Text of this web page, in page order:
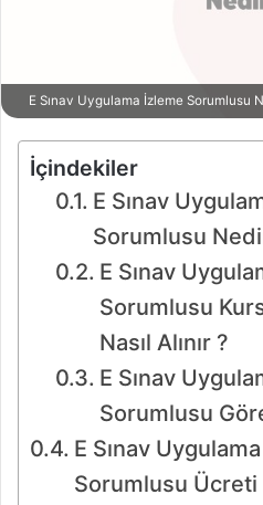
E Sınav Uygulama İzleme Sorumlusu
İçindekiler
E Sınav
Sorumlusu
E Sınav
Sorumlusu
Nasıl Alınır ?
E Sınav
Sorumlusu
E Sınav
Sorumlusu Ücreti